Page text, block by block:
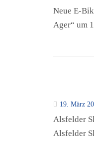
Neue E-
Ager“ um
19. März
Alsfelder
Alsfelder